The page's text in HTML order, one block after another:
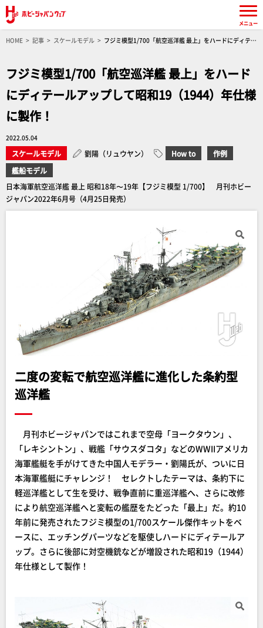
HOME 記事 スケールモデル
フジミ模型1/700「航空巡洋艦 最上」をハードにディテー
フジミ模型1/700「航空巡洋艦 最上」をハード
にディテールアップして昭和19（1944）年仕様
に製作！
2022.05.04
スケールモデル 劉陽（リュウヤン） How to
作例
艦船モデル
日本海軍航空巡洋艦 最上 昭和18年〜19年【フジミ模型 1/700】 月刊ホビー
ジャパン2022年6月号（4月25日発売）
二度の変転で航空巡洋艦に進化した条約型
巡洋艦
月刊ホビージャパンではこれまで空母「ヨークタウン」、
「レキシントン」、戦艦「サウスダコタ」などのWWIIアメリカ
海軍艦艇を手がけてきた中国人モデラー・劉陽氏が、ついに日
本海軍艦艇にチャレンジ！ セレクトしたテーマは、条約下に
軽巡洋艦として生を受け、戦争直前に重巡洋艦へ、さらに改修
により航空巡洋艦へと変転の艦歴をたどった「最上」だ。約10
年前に発売されたフジミ模型の1/700スケール傑作キットをベ
ースに、エッチングパーツなどを駆使しハードにディテールア
ップ。さらに後部に対空機銃などが増設された昭和19（1944）
年仕様として製作！
メニュー